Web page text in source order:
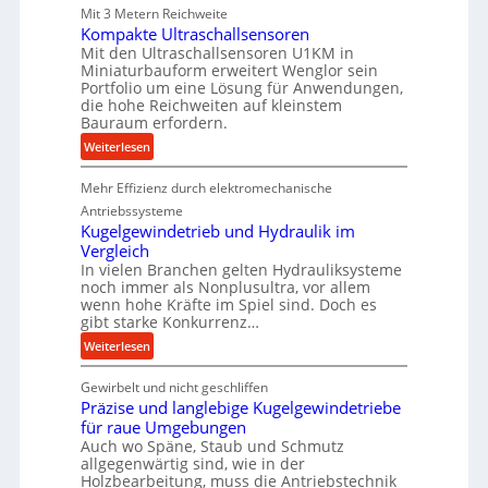
i
e
P
r
o
d
u
k
i
o
n
i
n
d
e
n
M
i
t
t
e
l
Mit 3 Metern Reichweite
Kompakte Ultraschallsensoren
Mit den Ultraschallsensoren U1KM in
Miniaturbauform erweitert Wenglor sein
Portfolio um eine Lösung für Anwendungen,
die hohe Reichweiten auf kleinstem
Bauraum erfordern.
Weiterlesen:
K
o
m
p
k
t
e
U
l
r
a
s
c
h
Mehr Effizienz durch elektromechanische
Antriebssysteme
Kugelgewindetrieb und Hydraulik im
Vergleich
In vielen Branchen gelten Hydrauliksysteme
noch immer als Nonplusultra, vor allem
wenn hohe Kräfte im Spiel sind. Doch es
gibt starke Konkurrenz…
Weiterlesen:
K
u
g
e
l
g
Gewirbelt und nicht geschliffen
Präzise und langlebige Kugelgewindetriebe
für raue Umgebungen
Auch wo Späne, Staub und Schmutz
allgegenwärtig sind, wie in der
Holzbearbeitung, muss die Antriebstechnik